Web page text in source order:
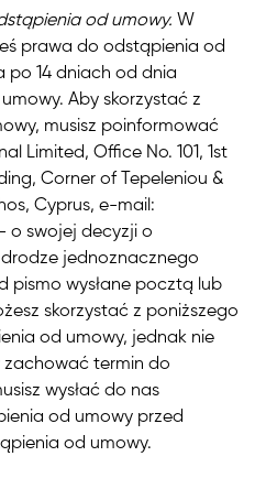
od umowy. W
prawa do odstąpienia od
po 14 dniach od dnia
Aby skorzystać z
musisz poinformować
Limited, Office No. 101, 1st
Corner of Tepeleniou &
Cyprus, e-mail:
- o swojej decyzji o
jednoznacznego
pismo wysłane pocztą lub
skorzystać z poniższego
od umowy, jednak nie
zachować termin do
wysłać do nas
od umowy przed
od umowy.